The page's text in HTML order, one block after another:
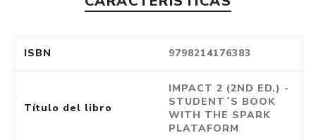
ISBN 9798214176383
Título del libro
IMPACT 2 (2ND ED.) -
STUDENT´S BOOK
WITH THE SPARK
PLATAFORM